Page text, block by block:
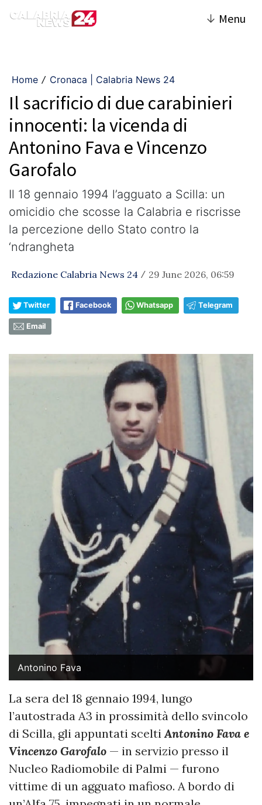
↓ Menu
Home / Cronaca | Calabria News 24
Il sacrificio di due carabinieri
innocenti: la vicenda di
Antonino Fava e Vincenzo
Garofalo
Il 18 gennaio 1994 l’agguato a Scilla: un
omicidio che scosse la Calabria e riscrisse
la percezione dello Stato contro la
‘ndrangheta
Redazione Calabria News 24 / 29 June 2026, 06:59
Twitter Facebook Whatsapp Telegram
Email
Antonino Fava
La sera del 18 gennaio 1994, lungo
l’autostrada A3 in prossimità dello svincolo
di Scilla, gli appuntati scelti Antonino Fava e
Vincenzo Garofalo — in servizio presso il
Nucleo Radiomobile di Palmi — furono
vittime di un agguato mafioso. A bordo di